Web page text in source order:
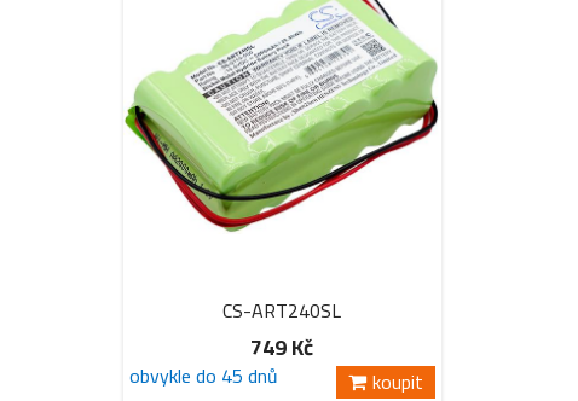
CS-ART240SL
749 Kč
obvykle do 45 dnů koupit